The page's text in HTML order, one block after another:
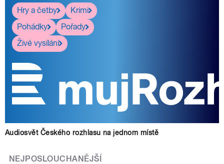
Hry a četby
Krimi
Pohádky
Pořady
Živé vysílání
Audiosvět Českého rozhlasu na jednom místě
NEJPOSLOUCHANĚJŠÍ